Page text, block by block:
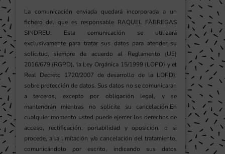
La comunicación enviada quedará incorporada a un
fichero del que es responsable RAQUEL FÀBREGAS
SINDREU. Esta comunicación se utilizará
exclusivamente para tratar sus datos para atender su
solicitud, siempre de acuerdo al Reglamento (UE)
2016/679 (RGPD), la Ley Orgánica 15/1999 (LOPD) y el
Real Decreto 1720/2007 de desarrollo de la LOPD),
sobre protección de datos. Sus datos no se comunicaran
a terceros, excepto por obligación legal, y se
mantendrán mientras no solicite su cancelación.En
cualquier momento usted puede ejercer los derechos de
acceso, rectificación, portabilidad y oposición, o si
procede, a la limitación y/o cancelación del tratamiento,
comunicándolo por escrito, indicando sus datos